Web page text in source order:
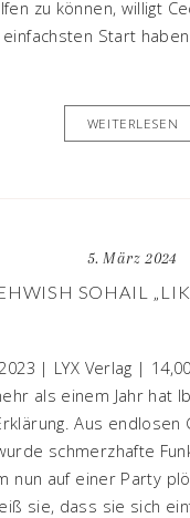
zu können, willigt
Start
WEITERLESEN
5. März 2024
SOHAIL
| LYX Verlag |
als einem Jahr hat
Aus endlosen
schmerzhafte
nun auf einer Party
sie, dass sie sich